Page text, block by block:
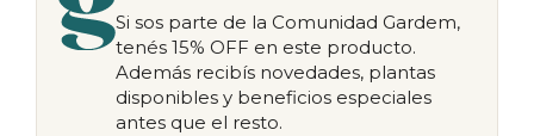
Si sos parte de la Comunidad Gardem,
tenés 15% OFF en este producto.
Además recibís novedades, plantas
disponibles y beneficios especiales
antes que el resto.